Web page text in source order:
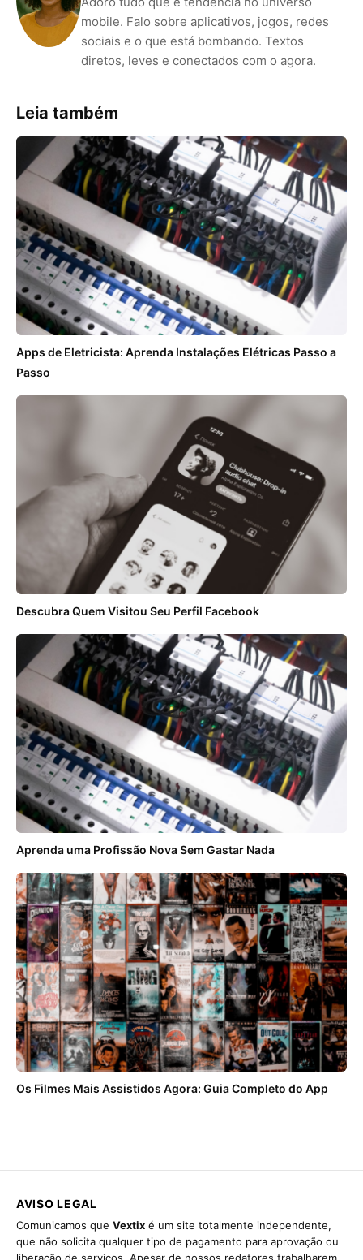
mobile. Falo sobre aplicativos, jogos, redes
sociais e o que está bombando. Textos
diretos, leves e conectados com o agora.
Leia também
Apps de Eletricista: Aprenda Instalações Elétricas Passo a
Passo
Descubra Quem Visitou Seu Perfil Facebook
Aprenda uma Profissão Nova Sem Gastar Nada
Os Filmes Mais Assistidos Agora: Guia Completo do App
AVISO LEGAL
Comunicamos que Vextix é um site totalmente independente,
que não solicita qualquer tipo de pagamento para aprovação ou
liberação de serviços. Apesar de nossos redatores trabalharem